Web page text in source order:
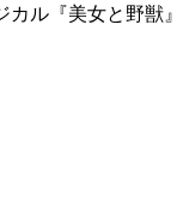
カル『美女と野獣